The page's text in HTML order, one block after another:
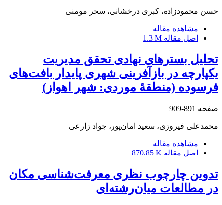
حسن محمودزاده، کبری درخشانی، سحر مومنی
مشاهده مقاله
اصل مقاله 1.3 M
تحلیل بسترهای نهادی تحقق مدیریت
یکپارچه در بازآفرینی شهری پایدار بافت‌های
فرسوده (منطقۀ موردی: شهر اهواز)
صفحه 891-909
محمدعلی فیروزی، سعید امان‌پور، جواد زارعی
مشاهده مقاله
اصل مقاله 870.85 K
تدوین چارچوب نظری معرفت‌شناسی مکان
در مطالعات میان‌رشته‌ای